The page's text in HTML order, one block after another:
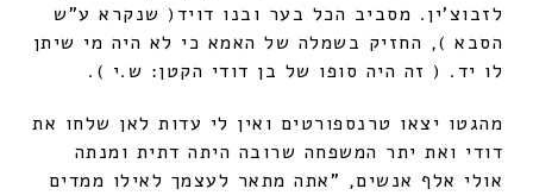
לזבוצ'ין. מסביב הכל בער ובנו דויד( שנקרא ע"ש
הסבא ), החזיק בשמלה של האמא כי לא היה מי שיתן
לו יד. ( זה היה סופו של בן דודי הקטן: ש.י ).
מהגטו יצאו טרנספורטים ואין לי עדות לאן שלחו את
דודי ואת יתר המשפחה שרובה היתה דתית ומנתה
אולי אלף אנשים, "אתה מתאר לעצמך לאילו ממדים